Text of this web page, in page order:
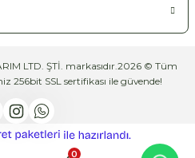
LTD. ŞTİ. markasıdır.2026 © Tüm
256bit SSL sertifikası ile güvende!
0
e-
ticaret
hazırlandı.